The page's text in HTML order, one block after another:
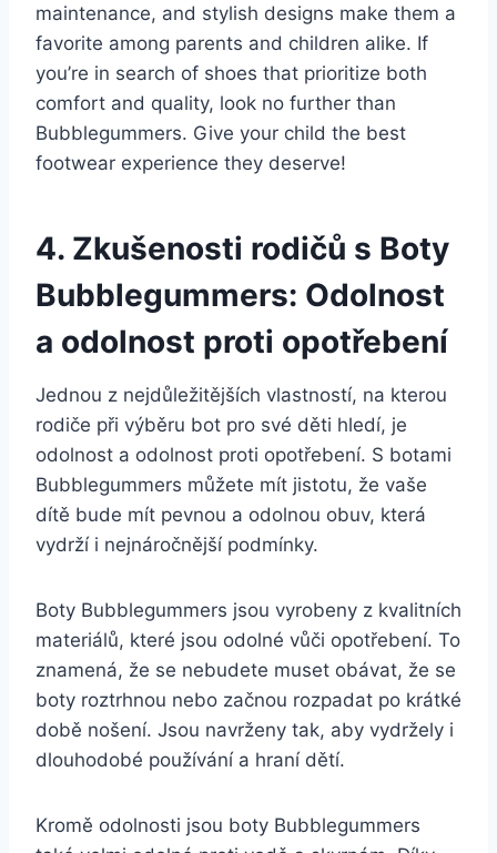
⁣maintenance, and⁢ stylish⁣ designs make them a
favorite among parents‍ and children ​alike. ​If
you’re in search of shoes that prioritize ⁢both
⁢comfort⁤ and⁤ quality, look no further than
Bubblegummers. ⁢Give your child the best
footwear experience‌ they deserve!
4.​ Zkušenosti rodičů​ s Boty
Bubblegummers: Odolnost
a odolnost‍ proti opotřebení
Jednou z nejdůležitějších vlastností, na kterou
rodiče při výběru​ bot pro své⁢ děti​ hledí, je
odolnost a ⁣odolnost proti ⁣opotřebení. S botami
Bubblegummers můžete ​mít jistotu, ⁢že ​vaše
dítě bude mít pevnou a odolnou obuv, která
vydrží ⁢i nejnáročnější podmínky.
Boty Bubblegummers jsou ‍vyrobeny z kvalitních
materiálů, které jsou odolné vůči ​opotřebení. To
znamená,⁢ že se nebudete muset obávat, že se
boty ⁣roztrhnou nebo začnou rozpadat ‌po⁢ krátké
době nošení. Jsou⁤ navrženy tak, aby ⁣vydržely i
⁢dlouhodobé používání ‍a hraní dětí.
Kromě odolnosti jsou boty Bubblegummers